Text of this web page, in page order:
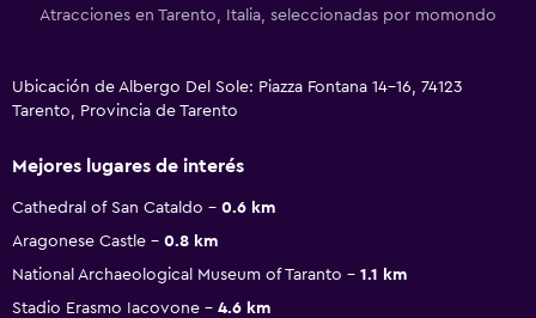
Atracciones en Tarento, Italia, seleccionadas por momondo
Ubicación de Albergo Del Sole: Piazza Fontana 14-16, 74123
Tarento, Provincia de Tarento
Mejores lugares de interés
Cathedral of San Cataldo
0.6 km
Aragonese Castle
0.8 km
National Archaeological Museum of Taranto
1.1 km
Stadio Erasmo Iacovone
4.6 km